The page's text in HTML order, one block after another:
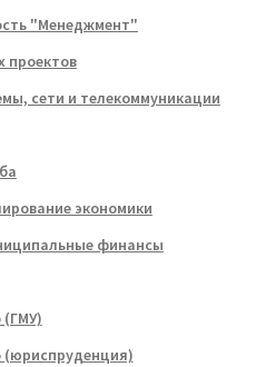
"Менеджмент"
проектов
сети и телекоммуникации
экономики
финансы
(ГМУ)
(юриспруденция)